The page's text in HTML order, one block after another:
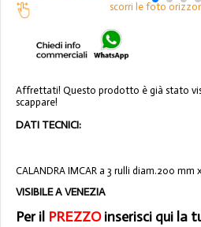
scorri le foto
Affrettati! Questo prodotto è già stato
scappare!
DATI TECNICI:
CALANDRA IMCAR a 3 rulli diam.200
VISIBILE A VENEZIA
Per il PREZZOinserisci qui la